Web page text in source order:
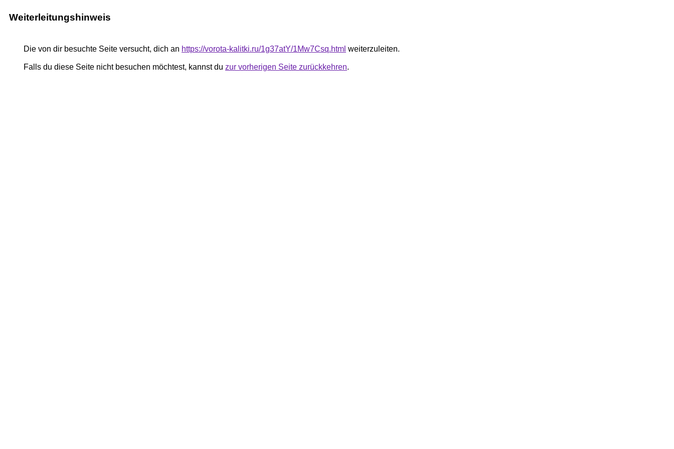
Weiterleitungshinweis
Die von dir besuchte Seite versucht, dich an https://vorota-kalitki.ru/1g37atY/1Mw7Csq.html weiterzuleiten.
Falls du diese Seite nicht besuchen möchtest, kannst du zur vorherigen Seite zurückkehren.